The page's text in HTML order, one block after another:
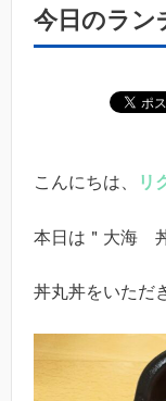
今日のラン
こんにちは、 リ
本日は＂大海
丼丸丼をいただ